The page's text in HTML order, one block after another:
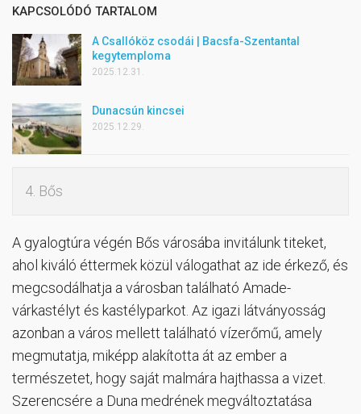
KAPCSOLÓDÓ TARTALOM
A Csallóköz csodái | Bacsfa-Szentantal
kegytemploma
2025.12.31.
Dunacsún kincsei
2025.12.29.
4. Bős
A gyalogtúra végén Bős városába invitálunk titeket,
ahol kiváló éttermek közül válogathat az ide érkező, és
megcsodálhatja a városban található Amade-
várkastélyt és kastélyparkot. Az igazi látványosság
azonban a város mellett található vízerőmű, amely
megmutatja, miképp alakította át az ember a
természetet, hogy saját malmára hajthassa a vizet.
Szerencsére a Duna medrének megváltoztatása